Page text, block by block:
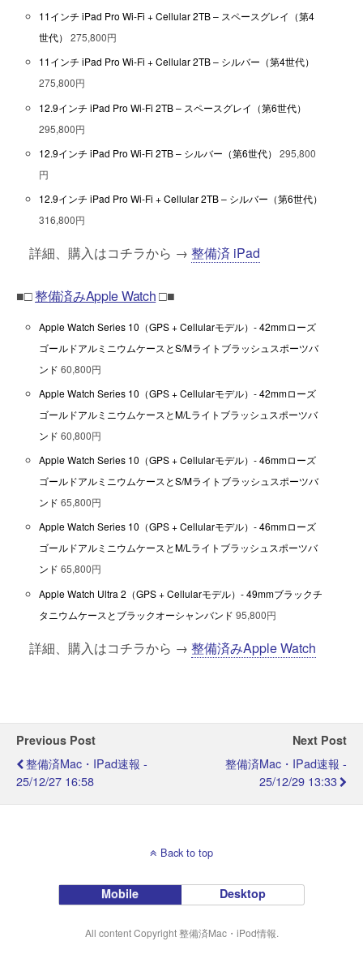
11インチ iPad Pro Wi-Fi + Cellular 2TB – スペースグレイ（第4
世代） 275,800円
11インチ iPad Pro Wi-Fi + Cellular 2TB – シルバー（第4世代）
275,800円
12.9インチ iPad Pro Wi-Fi 2TB – スペースグレイ（第6世代）
295,800円
12.9インチ iPad Pro Wi-Fi 2TB – シルバー（第6世代） 295,800
円
12.9インチ iPad Pro Wi-Fi + Cellular 2TB – シルバー（第6世代）
316,800円
詳細、購入はコチラから → 整備済 iPad
■□整備済みApple Watch□■
Apple Watch Series 10（GPS + Cellularモデル）- 42mmローズ
ゴールドアルミニウムケースとS/Mライトブラッシュスポーツバ
ンド60,800円
Apple Watch Series 10（GPS + Cellularモデル）- 42mmローズ
ゴールドアルミニウムケースとM/Lライトブラッシュスポーツバ
ンド60,800円
Apple Watch Series 10（GPS + Cellularモデル）- 46mmローズ
ゴールドアルミニウムケースとS/Mライトブラッシュスポーツバ
ンド65,800円
Apple Watch Series 10（GPS + Cellularモデル）- 46mmローズ
ゴールドアルミニウムケースとM/Lライトブラッシュスポーツバ
ンド65,800円
Apple Watch Ultra 2（GPS + Cellularモデル）- 49mmブラックチ
タニウムケースとブラックオーシャンバンド 95,800円
詳細、購入はコチラから → 整備済みApple Watch
Previous Post
整備済Mac・iPad速報 -
25/12/27 16:58
Next Post
整備済Mac・iPad速報 -
25/12/29 13:33
Back to top
Mobile Desktop
All content Copyright 整備済Mac・iPod情報.